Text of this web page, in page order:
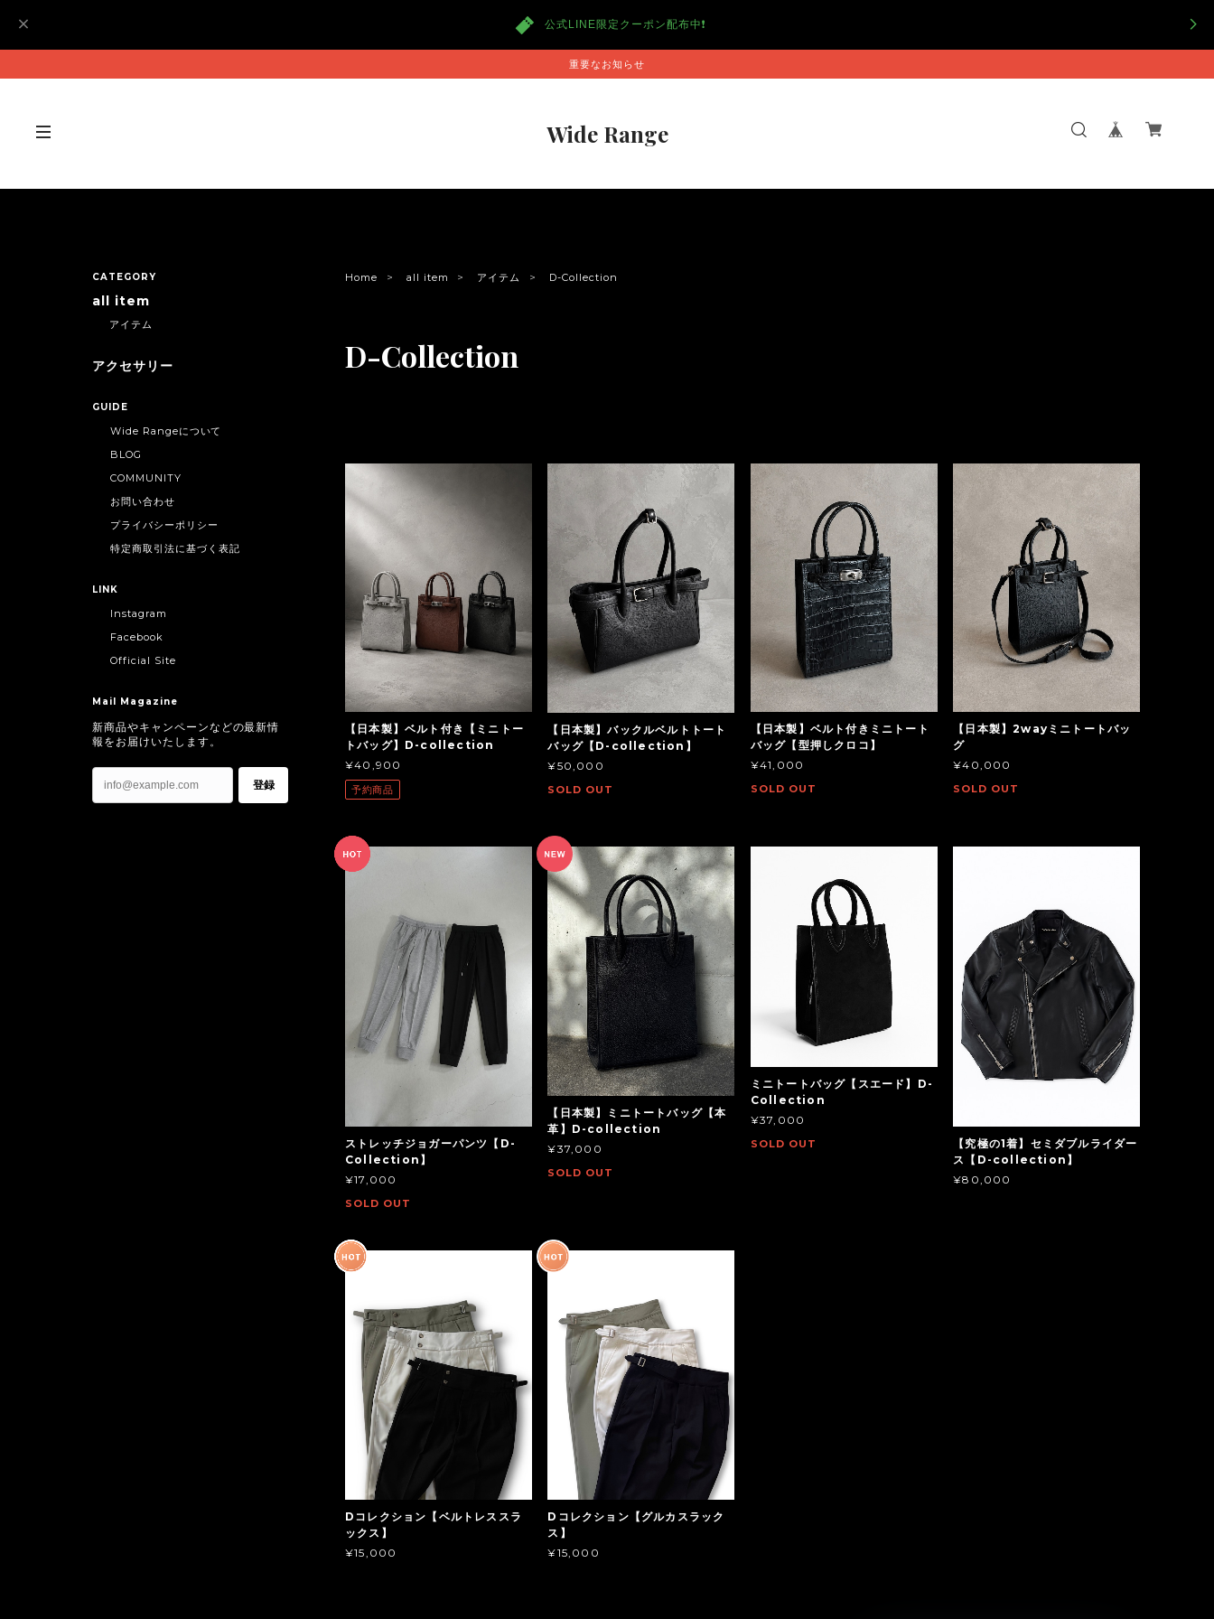
公式LINE限定クーポン配布中❗️
重要なお知らせ
Wide Range
Home all item アイテム D-Collection
D-Collection
【日本製】ベルト付き【ミニトー
トバッグ】D-collection
¥40,900
予約商品
【日本製】バックルベルトトート
バッグ【D-collection】
¥50,000
SOLD OUT
【日本製】ベルト付きミニトート
バッグ【型押しクロコ】
¥41,000
SOLD OUT
【日本製】2wayミニトートバッ
グ
¥40,000
SOLD OUT
ストレッチジョガーパンツ【D-
Collection】
¥17,000
SOLD OUT
【日本製】ミニトートバッグ【本
革】D-collection
¥37,000
SOLD OUT
ミニトートバッグ【スエード】D-
Collection
¥37,000
SOLD OUT
【究極の1着】セミダブルライダー
ス【D-collection】
¥80,000
Dコレクション【ベルトレススラ
ックス】
¥15,000
Dコレクション【グルカスラック
ス】
¥15,000
CATEGORY
all item
アイテム
アクセサリー
GUIDE
Wide Rangeについて
BLOG
COMMUNITY
お問い合わせ
プライバシーポリシー
特定商取引法に基づく表記
LINK
Instagram
Facebook
Official Site
Mail Magazine
新商品やキャンペーンなどの最新情
報をお届けいたします。
登録